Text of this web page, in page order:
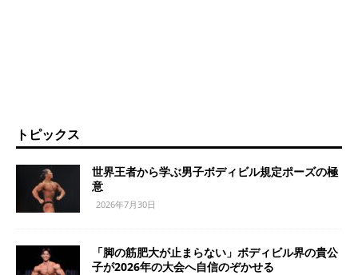
トピックス
世界王者から学ぶ男子ボディビル規定ポーズの極
意
2026年7月30日
「脚の筋肥大が止まらない」ボディビル界の貴公
子が2026年の大会へ自信のぞかせる